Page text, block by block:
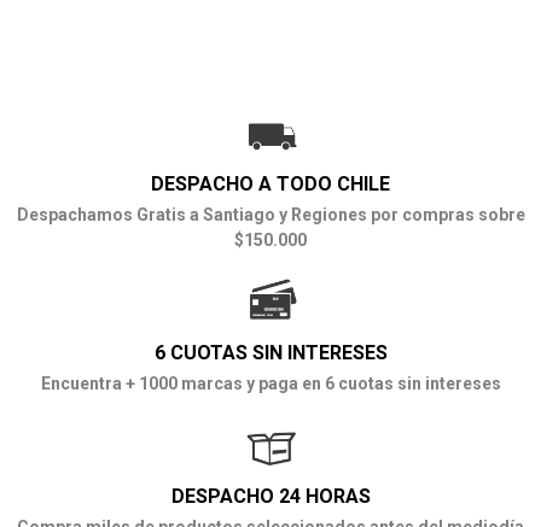
DESPACHO A TODO CHILE
Despachamos Gratis a Santiago y Regiones por compras sobre
$150.000
6 CUOTAS SIN INTERESES
Encuentra + 1000 marcas y paga en 6 cuotas sin intereses
DESPACHO 24 HORAS